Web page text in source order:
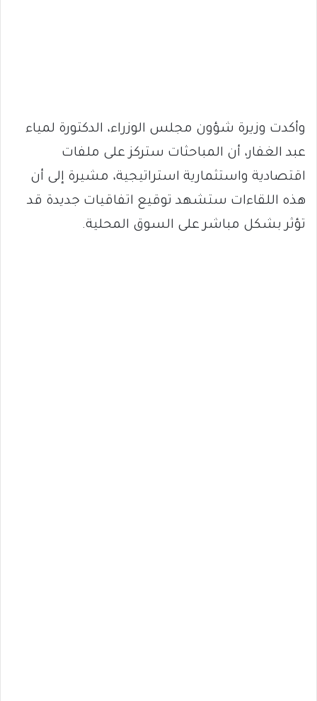
وأكدت وزيرة شؤون مجلس الوزراء، الدكتورة لمياء
عبد الغفار، أن المباحثات ستركز على ملفات
اقتصادية واستثمارية استراتيجية، مشيرة إلى أن
هذه اللقاءات ستشهد توقيع اتفاقيات جديدة قد
تؤثر بشكل مباشر على السوق المحلية.